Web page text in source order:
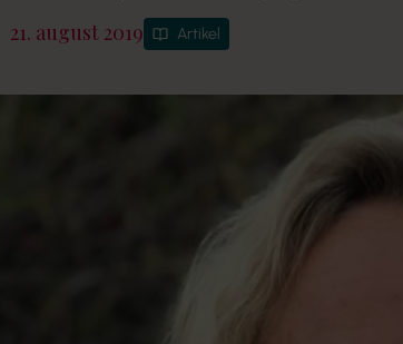
21. august 2019
Artikel